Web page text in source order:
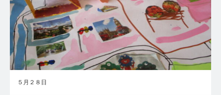
５月２８日